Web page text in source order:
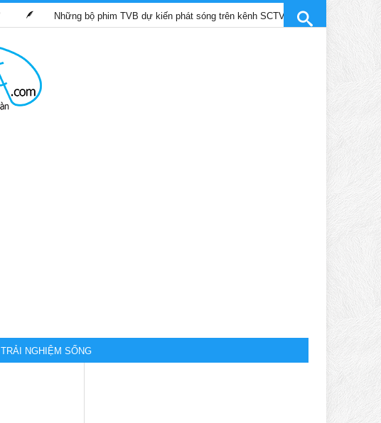
Những bộ phim TVB dự kiến phát sóng trên kênh SCTV9 tháng 4/2025
TRẢI NGHIỆM SỐNG